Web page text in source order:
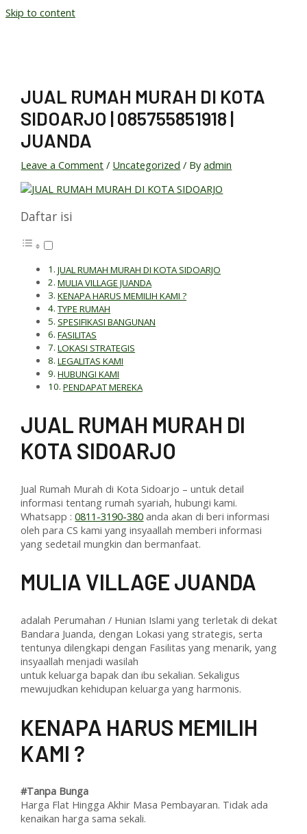
Skip to content
JUAL RUMAH MURAH DI KOTA
SIDOARJO | 085755851918 |
JUANDA
Leave a Comment / Uncategorized / Byadmin
Daftar isi
JUAL RUMAH MURAH DI KOTA SIDOARJO
MULIA VILLAGE JUANDA
KENAPA HARUS MEMILIH KAMI ?
TYPE RUMAH
SPESIFIKASI BANGUNAN
FASILITAS
LOKASI STRATEGIS
LEGALITAS KAMI
HUBUNGI KAMI
PENDAPAT MEREKA
JUAL RUMAH MURAH DI
KOTA SIDOARJO
Jual Rumah Murah di Kota Sidoarjo – untuk detail
informasi tentang rumah syariah, hubungi kami.
Whatsapp :0811-3190-380 anda akan di beri informasi
oleh para CS kami yang insyaallah memberi informasi
yang sedetail mungkin dan bermanfaat.
MULIA VILLAGE JUANDA
adalah Perumahan / Hunian Islami yang terletak di dekat
Bandara Juanda, dengan Lokasi yang strategis, serta
tentunya dilengkapi dengan Fasilitas yang menarik, yang
insyaallah menjadi wasilah
untuk keluarga bapak dan ibu sekalian. Sekaligus
mewujudkan kehidupan keluarga yang harmonis.
KENAPA HARUS MEMILIH
KAMI ?
#Tanpa Bunga
Harga Flat Hingga Akhir Masa Pembayaran. Tidak ada
kenaikan harga sama sekali.